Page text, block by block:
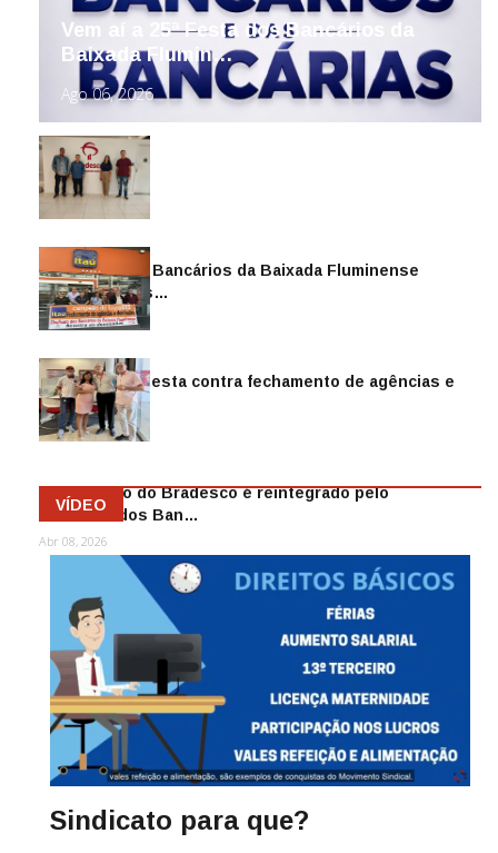
Vem aí a 25ª Festa dos Bancários da
Baixada Flumin…
Ago 06, 2026
Sindicato dos Bancários da Baixada Fluminense
reintegra mais…
Jul 14, 2026
Sindicato protesta contra fechamento de agências e
as demiss…
Mai 13, 2026
Funcionário do Bradesco é reintegrado pelo
Sindicato dos Ban…
Abr 08, 2026
VÍDEO
Sindicato para que?